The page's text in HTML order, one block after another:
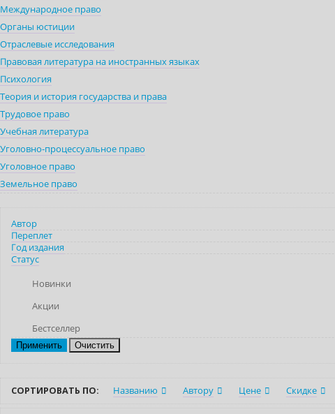
Международное право
Органы юстиции
Отраслевые исследования
Правовая литература на иностранных языках
Психология
Теория и история государства и права
Трудовое право
Учебная литература
Уголовно-процессуальное право
Уголовное право
Земельное право
Автор
Переплет
Год издания
Статус
Новинки
Акции
Бестселлер
Очистить
СОРТИРОВАТЬ ПО: Названию Автору Цене Скидке